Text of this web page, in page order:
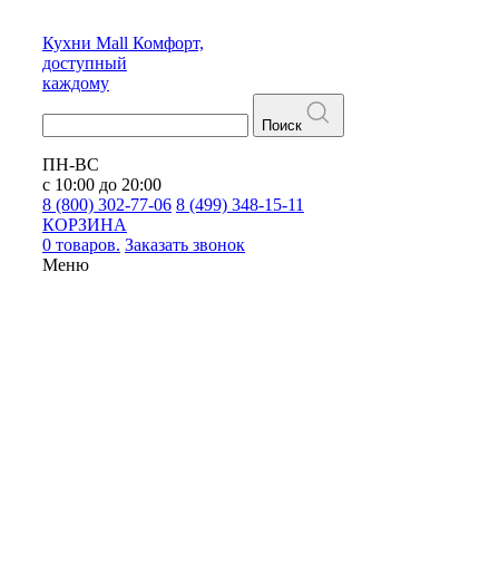
Кухни Mall Комфорт,
доступный
каждому
Поиск
ПН-ВС
с 10:00 до 20:00
8 (800) 302-77-06 8 (499) 348-15-11
КОРЗИНА
0 товаров. Заказать звонок
Меню